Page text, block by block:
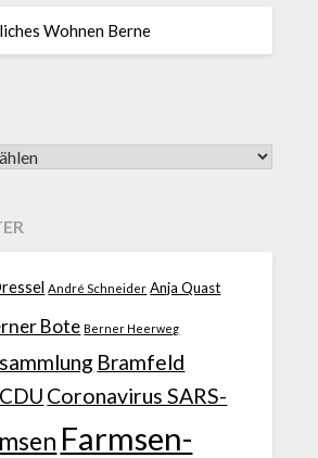
Wohnen Berne
André Schneider Anja Quast
Bote Berner Heerweg
Bramfeld
CDU Coronavirus SARS-
Farmsen-